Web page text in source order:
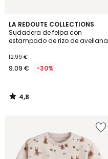
LA REDOUTE COLLECTIONS
Sudadera de felpa con
estampado de rizo de avellana
12.99 €
9.09 € -30%
4,8
/ 5
4,8
/